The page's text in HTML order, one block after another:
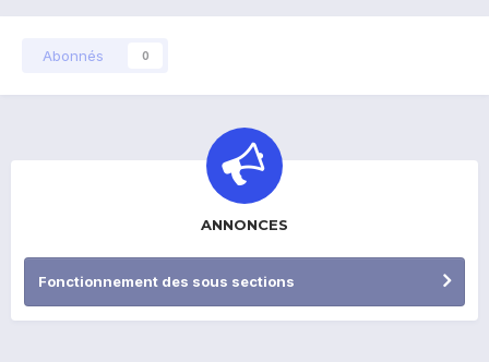
Abonnés 0
ANNONCES
Fonctionnement des sous sections